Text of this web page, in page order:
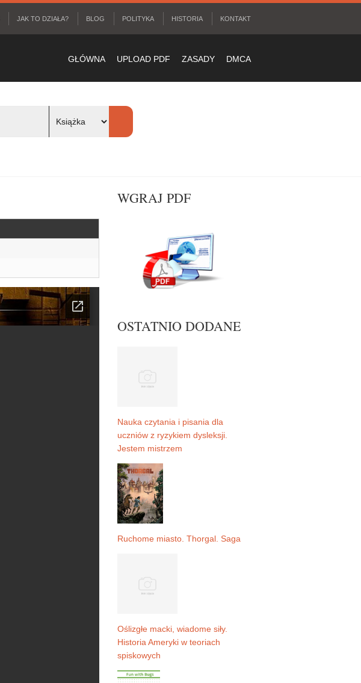
JAK TO DZIAŁA? BLOG POLITYKA HISTORIA KONTAKT
GŁÓWNA UPLOAD PDF ZASADY DMCA
WGRAJ PDF
OSTATNIO DODANE
Nauka czytania i pisania dla
uczniów z ryzykiem dysleksji.
Jestem mistrzem
Ruchome miasto. Thorgal. Saga
Oślizgłe macki, wiadome siły.
Historia Ameryki w teoriach
spiskowych